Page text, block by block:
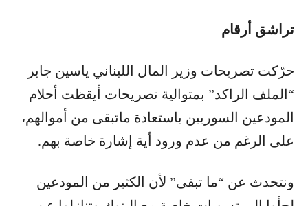
تراشق أرقام
حرّكت تصريحات وزير المال اللبناني ياسين جابر
“الملف الراكد” بمتوالية تصريحات أيقظت أحلام
المودعين السوريين باستعادة ماتبقى من أموالهم،
على الرغم من عدم ورود أية إشارة خاصة بهم.
ونتحدث عن “ما تبقى” لأن الكثير من المودعين